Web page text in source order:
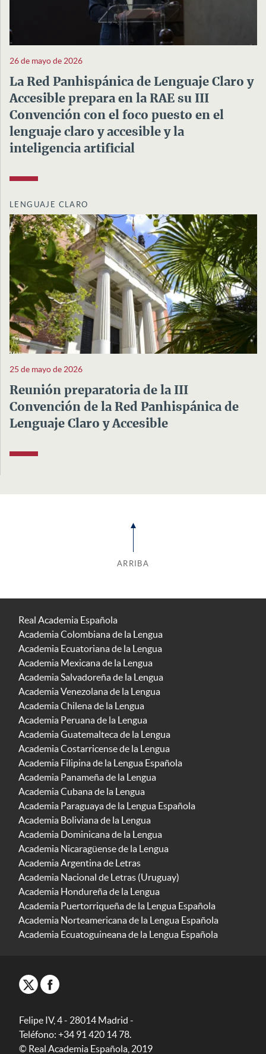
26 de mayo de 2026
La Red Panhispánica de Lenguaje Claro y
Accesible prepara en la RAE su III
Convención con el foco puesto en el
lenguaje claro y accesible y la
inteligencia artificial
LENGUAJE CLARO
25 de mayo de 2026
Reunión preparatoria de la III
Convención de la Red Panhispánica de
Lenguaje Claro y Accesible
ARRIBA
Real Academia Española
Academia Colombiana de la Lengua
Academia Ecuatoriana de la Lengua
Academia Mexicana de la Lengua
Academia Salvadoreña de la Lengua
Academia Venezolana de la Lengua
Academia Chilena de la Lengua
Academia Peruana de la Lengua
Academia Guatemalteca de la Lengua
Academia Costarricense de la Lengua
Academia Filipina de la Lengua Española
Academia Panameña de la Lengua
Academia Cubana de la Lengua
Academia Paraguaya de la Lengua Española
Academia Boliviana de la Lengua
Academia Dominicana de la Lengua
Academia Nicaragüense de la Lengua
Academia Argentina de Letras
Academia Nacional de Letras (Uruguay)
Academia Hondureña de la Lengua
Academia Puertorriqueña de la Lengua Española
Academia Norteamericana de la Lengua Española
Academia Ecuatoguineana de la Lengua Española
Felipe IV, 4 - 28014 Madrid -
Teléfono: +34 91 420 14 78.
© Real Academia Española, 2019